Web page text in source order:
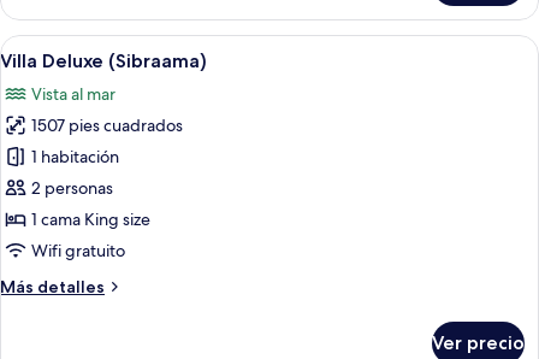
estándar
(Villa
Zumbi)
Abrir
todas
las
fotos
de
Villa
Deluxe
(Sibraama)
Un dormitorio espacioso con una
12
Villa Deluxe (Sibraama)
Vista al mar
1507 pies cuadrados
1 habitación
2 personas
1 cama King size
Wifi gratuito
Más detalles
Más
Ver precio